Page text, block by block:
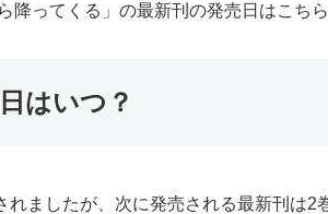
降ってくる」の最新刊の発売日はこち
はいつ？
ましたが、次に発売される最新刊は2